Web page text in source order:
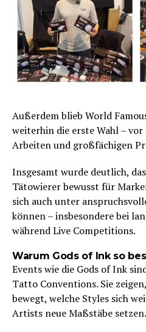
Außerdem blieb World
weiterhin die erste Wahl –
Arbeiten und großfächigen
Insgesamt wurde deutlich,
Tätowierer bewusst für
sich auch unter
können – insbesondere bei
während Live Competitions.
Warum Gods of Ink so
Events wie die Gods of Ink
Tatto Conventions. Sie
bewegt, welche Styles sich
Artists neue Maßstäbe setzen.